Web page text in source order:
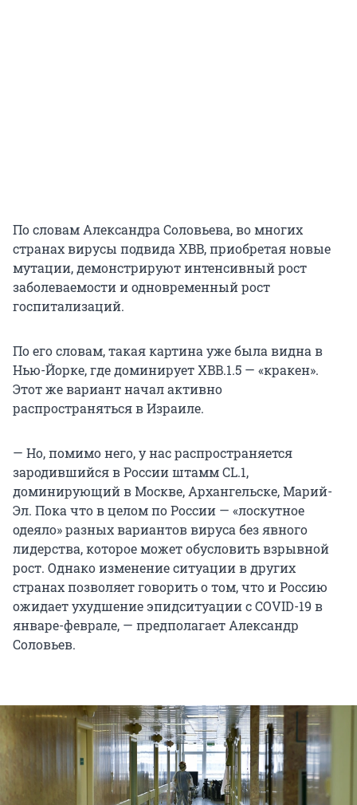
По словам Александра Соловьева, во многих
странах вирусы подвида XBB, приобретая новые
мутации, демонстрируют интенсивный рост
заболеваемости и одновременный рост
госпитализаций.
По его словам, такая картина уже была видна в
Нью-Йорке, где доминирует XBB.1.5 — «кракен».
Этот же вариант начал активно
распространяться в Израиле.
— Но, помимо него, у нас распространяется
зародившийся в России штамм CL.1,
доминирующий в Москве, Архангельске, Марий-
Эл. Пока что в целом по России — «лоскутное
одеяло» разных вариантов вируса без явного
лидерства, которое может обусловить взрывной
рост. Однако изменение ситуации в других
странах позволяет говорить о том, что и Россию
ожидает ухудшение эпидситуации с COVID-19 в
январе-феврале, — предполагает Александр
Соловьев.